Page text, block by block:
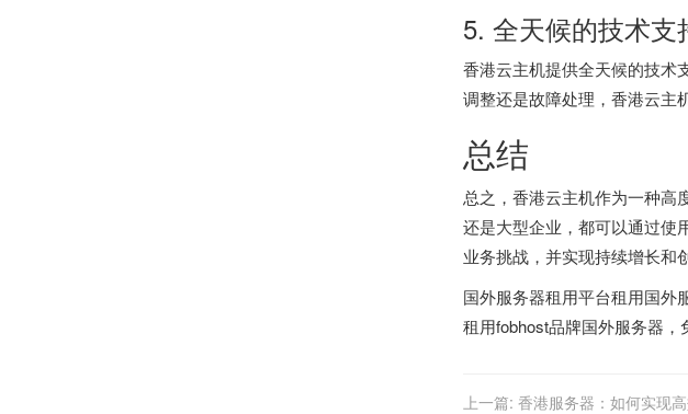
5. 全天候的技术支
香港云主机提供全天候的技术
调整还是故障处理，香港云主
总结
总之，香港云主机作为一种高
还是大型企业，都可以通过使
业务挑战，并实现持续增长和创
国外服务器租用平台租用国外
租用fobhost品牌国外服务器
上一篇: 香港服务器：如何实现